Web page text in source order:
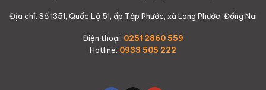
Địa chỉ: Số 1351, Quốc Lộ 51, ấp Tập Phước, xã Long Phước, Đồng Nai
Điện thoại: 0251 2860 559
Hotline: 0933 505 222